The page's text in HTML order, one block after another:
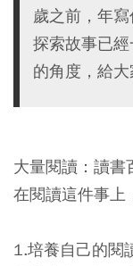
歲之前，年
探索故事已
的角度，給大
大量閱讀：讀書
在閱讀這件事上
1.培養自己的閱